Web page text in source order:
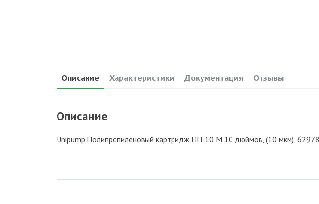
Описание Характеристики Документация Отзывы
Описание
Unipump Полипропиленовый картридж ПП-10 М 10 дюймов, (10 мкм), 62978